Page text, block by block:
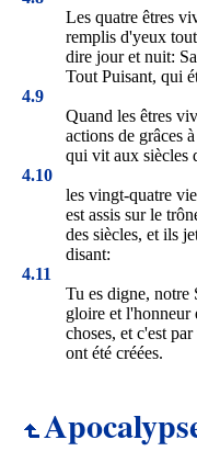
Les quatre êtres
remplis d'yeux
dire jour et nuit:
Tout Puisant, qui
4.9
Quand les êtres
actions de grâces
qui vit aux siècles
4.10
les vingt-quatre
est assis sur le
des siècles, et ils
disant:
4.11
Tu es digne, notre
gloire et l'honneur
choses, et c'est
ont été créées.